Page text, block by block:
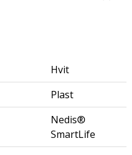
Hvit
Plast
Nedis®
SmartLife